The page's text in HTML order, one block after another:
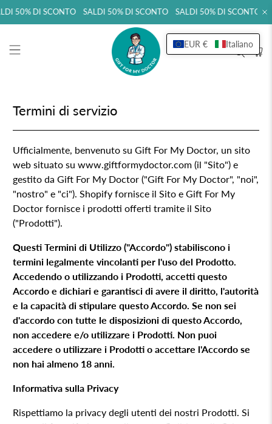
50% DI SCONTO SALDI 50% DI SCONTO SALDI 50% DI SCONTO
Termini di servizio
Ufficialmente, benvenuto suGift For My Doctor, un sito
web situato su www.giftformydoctor.com (il "Sito") e
gestito daGift For My Doctor ("Gift For My Doctor", "noi",
"nostro" e "ci"). Shopify fornisce il Sito eGift For My
Doctor fornisce i prodotti offerti tramite il Sito
("Prodotti").
Questi Termini di Utilizzo ("Accordo") stabiliscono i
termini legalmente vincolanti per l'uso del Prodotto.
Accedendo o utilizzando i Prodotti, accetti questo
Accordo e dichiari e garantisci di avere il diritto, l'autorità
e la capacità di stipulare questo Accordo. Se non sei
d'accordo con tutte le disposizioni di questo Accordo,
non accedere e/o utilizzare i Prodotti. Non puoi
accedere o utilizzare i Prodotti o accettare l'Accordo se
non hai almeno 18 anni.
Informativa sulla Privacy
Rispettiamo la privacy degli utenti dei nostri Prodotti. Si
EUR € Italiano